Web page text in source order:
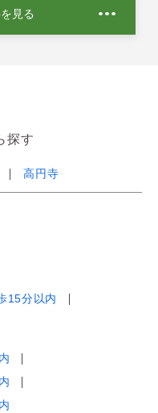
見る
探す
高円寺
15分以内